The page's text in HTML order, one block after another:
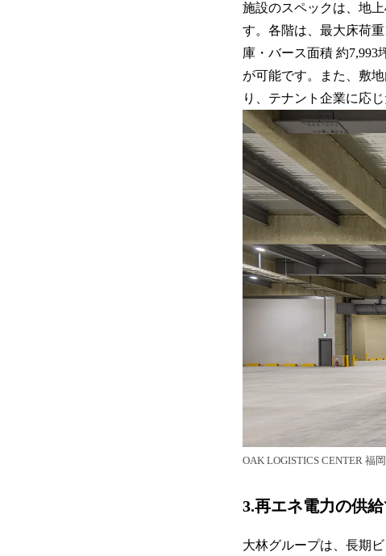
施設のスペックは、地
す。各階は、最大床荷
庫・バース面積 約7,993
が可能です。また、敷
り、テナント企業に応
OAK LOGISTICS CENTER 福
3.再エネ電力の供
大林グループは、長期ビ